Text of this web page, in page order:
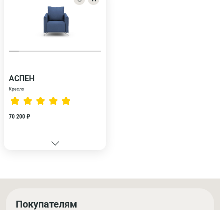
АСПЕН
Кресло
70 200 ₽
Покупателям